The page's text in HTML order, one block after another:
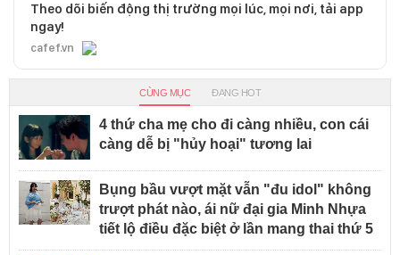
Theo dõi biến động thị trường mọi lúc, mọi nơi, tải app
ngay!
cafef.vn
CÙNG MỤC ĐANG HOT
4 thứ cha mẹ cho đi càng nhiều, con cái
càng dễ bị "hủy hoại" tương lai
Bụng bầu vượt mặt vẫn "đu idol" không
trượt phát nào, ái nữ đại gia Minh Nhựa
tiết lộ điều đặc biệt ở lần mang thai thứ 5